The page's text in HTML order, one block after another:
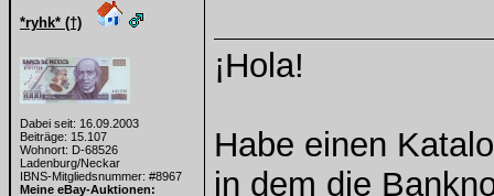
*ryhk* (†)
Dabei seit: 16.09.2003
Beiträge: 15.107
Wohnort: D-68526
Ladenburg/Neckar
IBNS-Mitgliedsnummer: #8967
Meine eBay-Auktionen:
¡Hola!
Habe einen
in dem die